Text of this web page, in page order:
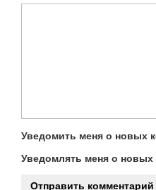
Уведомить меня о новых
Уведомлять меня о новых